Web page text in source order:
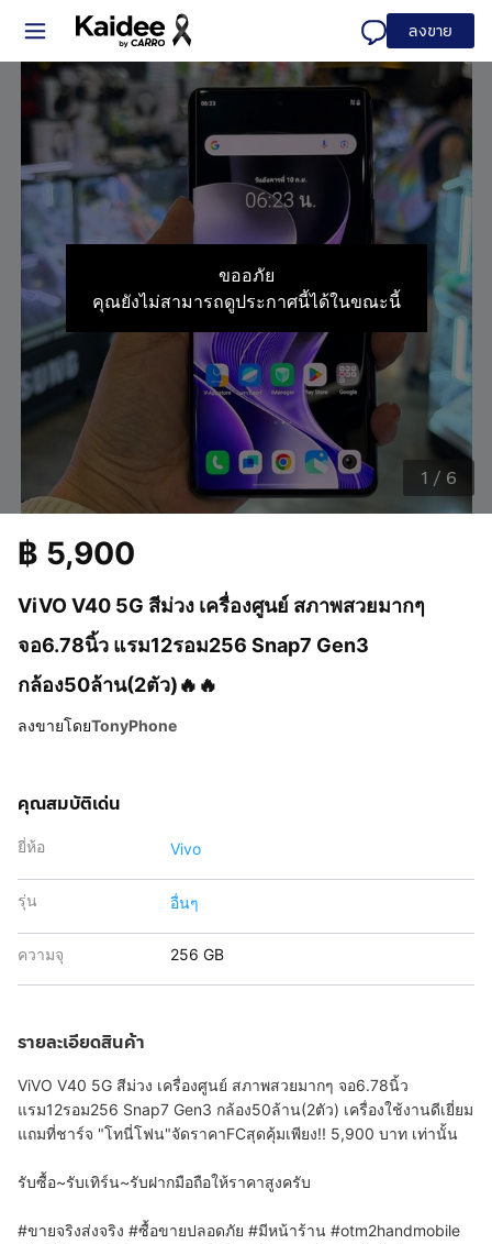
ลงขาย
ขออภัย
คุณยังไม่สามารถดูประกาศนี้ได้ในขณะนี้
1 / 6
ViVO V40 5G สีม่วง เครื่องศูนย์ สภาพสวยมากๆ
จอ6.78นิ้ว แรม12รอม256 Snap7 Gen3
กล้อง50ล้าน(2ตัว)🔥🔥
฿ 5,900
ลงขายโดยTonyPhone
คุณสมบัติเด่น
ยี่ห้อ Vivo
รุ่น อื่นๆ
ความจุ 256 GB
รายละเอียดสินค้า
ViVO V40 5G สีม่วง เครื่องศูนย์ สภาพสวยมากๆ จอ6.78นิ้ว
แรม12รอม256 Snap7 Gen3 กล้อง50ล้าน(2ตัว) เครื่องใช้งานดีเยี่ยม
แถมที่ชาร์จ "โทนี่โฟน"จัดราคาFCสุดคุ้มเพียง!! 5,900 บาท เท่านั้น
รับซื้อ~รับเทิร์น~รับฝากมือถือให้ราคาสูงครับ
#ขายจริงส่งจริง #ซื้อขายปลอดภัย #มีหน้าร้าน #otm2handmobile